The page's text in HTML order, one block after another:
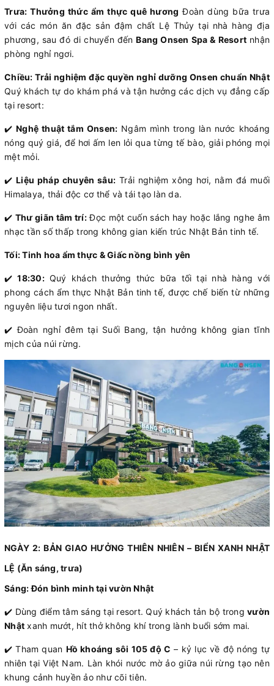
Trưa: Thưởng thức ẩm thực quê hương Đoàn dùng bữa trưa
với các món ăn đặc sản đậm chất Lệ Thủy tại nhà hàng địa
phương, sau đó di chuyển đếnBang Onsen Spa & Resort nhận
phòng nghỉ ngơi.
Chiều: Trải nghiệm đặc quyền nghỉ dưỡng Onsen chuẩn Nhật
Quý khách tự do khám phá và tận hưởng các dịch vụ đẳng cấp
tại resort:
✔️Nghệ thuật tắm Onsen: Ngâm mình trong làn nước khoáng
nóng quý giá, để hơi ấm len lỏi qua từng tế bào, giải phóng mọi
mệt mỏi.
✔️Liệu pháp chuyên sâu: Trải nghiệm xông hơi, nằm đá muối
Himalaya, thải độc cơ thể và tái tạo làn da.
✔️ Thư giãn tâm trí:Đọc một cuốn sách hay hoặc lắng nghe âm
nhạc tần số thấp trong không gian kiến trúc Nhật Bản tinh tế.
Tối: Tinh hoa ẩm thực & Giấc nồng bình yên
✔️18:30:Quý khách thưởng thức bữa tối tại nhà hàng với
phong cách ẩm thực Nhật Bản tinh tế, được chế biến từ những
nguyên liệu tươi ngon nhất.
✔️ Đoàn nghỉ đêm tại Suối Bang, tận hưởng không gian tĩnh
mịch của núi rừng.
NGÀY 2: BẢN GIAO HƯỞNG THIÊN NHIÊN – BIỂN XANH NHẬT
LỆ (Ăn sáng, trưa)
Sáng: Đón bình minh tại vườn Nhật
✔️ Dùng điểm tâm sáng tại resort. Quý khách tản bộ trong vườn
Nhật xanh mướt, hít thở không khí trong lành buổi sớm mai.
✔️ Tham quan Hồ khoáng sôi 105 độ C – kỷ lục về độ nóng tự
nhiên tại Việt Nam. Làn khói nước mờ ảo giữa núi rừng tạo nên
khung cảnh huyền ảo như cõi tiên.